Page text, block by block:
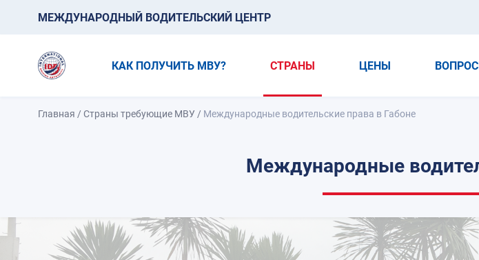
МЕЖДУНАРОДНЫЙ ВОДИТЕЛЬСКИЙ ЦЕНТР
КАК ПОЛУЧИТЬ МВУ? СТРАНЫ ЦЕНЫ
Главная /Страны требующие МВУ / Международные водительские права в Габоне
Международные